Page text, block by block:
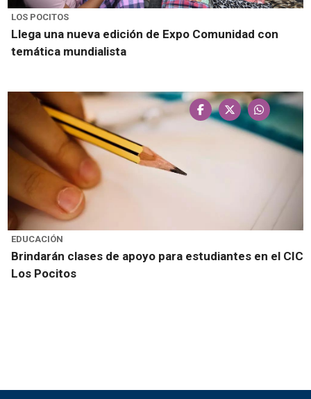
LOS POCITOS
Llega una nueva edición de Expo Comunidad con
temática mundialista
EDUCACIÓN
Brindarán clases de apoyo para estudiantes en el CIC
Los Pocitos